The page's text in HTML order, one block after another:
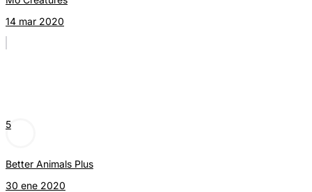
14 mar 2020
5
Better Animals Plus
30 ene 2020